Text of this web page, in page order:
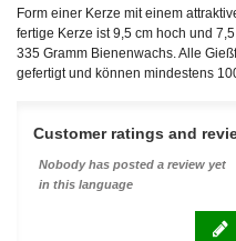
Form einer Kerze mit einem
fertige Kerze ist 9,5 cm hoch und
335 Gramm Bienenwachs. Alle
gefertigt und können mindestens
Customer ratings and
Nobody has posted a review yet
in this language